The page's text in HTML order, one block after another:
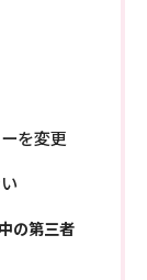
を変更
の第三者